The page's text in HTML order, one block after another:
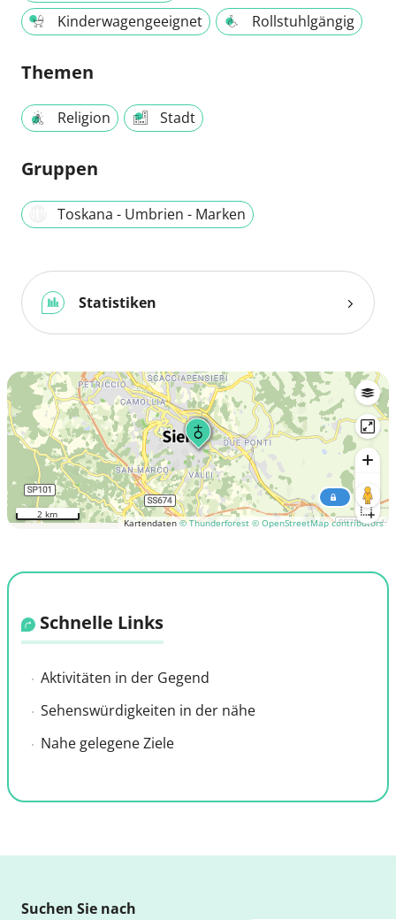
Kinderwagengeeignet
Rollstuhlgängig
Themen
Religion Stadt
Gruppen
Toskana - Umbrien - Marken
Statistiken
Kartendaten© Thunderforest © OpenStreetMap contributors
2 km
Schnelle Links
Aktivitäten in der Gegend
Sehenswürdigkeiten in der nähe
Nahe gelegene Ziele
Suchen Sie nach